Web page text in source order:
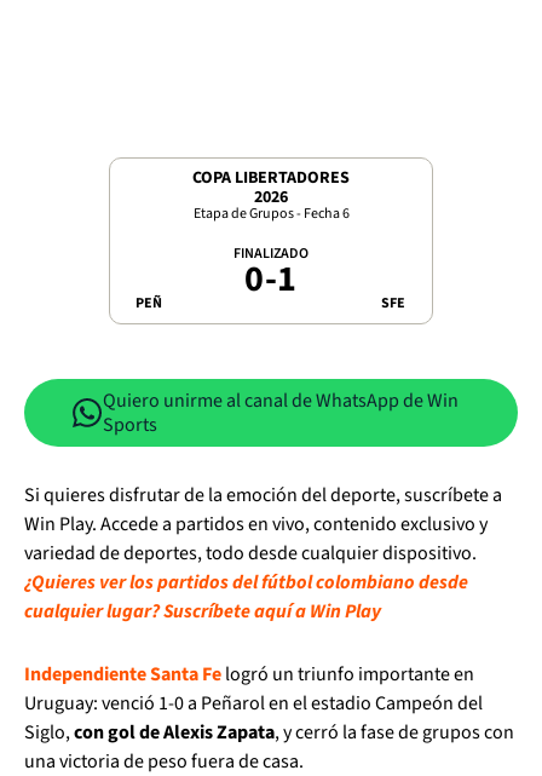
COPA LIBERTADORES
2026
Etapa de Grupos - Fecha 6
PEÑ
FINALIZADO
0-1 SFE
Quiero unirme al canal de WhatsApp de Win
Sports
Si quieres disfrutar de la emoción del deporte, suscríbete a
Win Play. Accede a partidos en vivo, contenido exclusivo y
variedad de deportes, todo desde cualquier dispositivo.
¿Quieres ver los partidos del fútbol colombiano desde
cualquier lugar? Suscríbete aquí a Win Play
Independiente Santa Felogró un triunfo importante en
Uruguay: venció 1-0 a Peñarol en el estadio Campeón del
Siglo,con gol de Alexis Zapata, y cerró la fase de grupos con
una victoria de peso fuera de casa.